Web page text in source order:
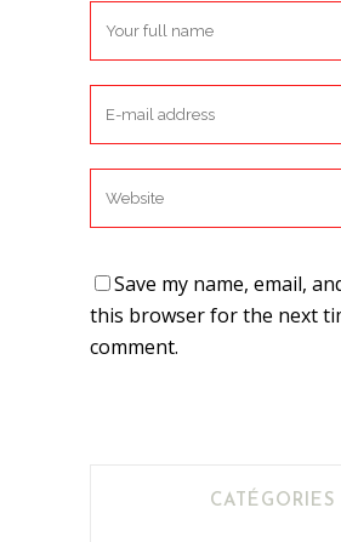
Save my name, email,
this browser for the next
comment.
CATÉGORIES